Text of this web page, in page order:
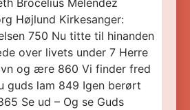
Højlund Kirkesanger:
750 Nu titte til hinanden
over livets under 7 Herre
og ære 860 Vi finder fred
guds lam 849 Igen berørt
Se ud – Og se Guds